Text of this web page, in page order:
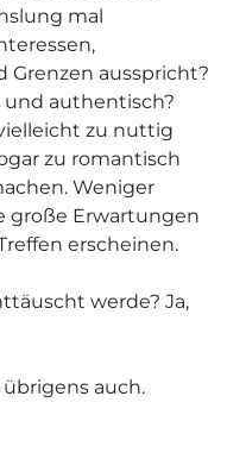
mal
Grenzen ausspricht?
und authentisch?
zu nuttig
zu romantisch
Weniger
große Erwartungen
erscheinen.
werde? Ja,
auch.